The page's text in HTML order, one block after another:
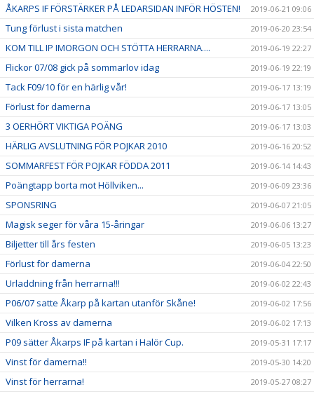
ÅKARPS IF FÖRSTÄRKER PÅ LEDARSIDAN INFÖR HÖSTEN! 2019-06-21 09:06
Tung förlust i sista matchen 2019-06-20 23:54
KOM TILL IP IMORGON OCH STÖTTA HERRARNA.... 2019-06-19 22:27
Flickor 07/08 gick på sommarlov idag 2019-06-19 22:19
Tack F09/10 för en härlig vår! 2019-06-17 13:19
Förlust för damerna 2019-06-17 13:05
3 OERHÖRT VIKTIGA POÄNG 2019-06-17 13:03
HÄRLIG AVSLUTNING FÖR POJKAR 2010 2019-06-16 20:52
SOMMARFEST FÖR POJKAR FÖDDA 2011 2019-06-14 14:43
Poängtapp borta mot Höllviken... 2019-06-09 23:36
SPONSRING 2019-06-07 21:05
Magisk seger för våra 15-åringar 2019-06-06 13:27
Biljetter till års festen 2019-06-05 13:23
Förlust för damerna 2019-06-04 22:50
Urladdning från herrarna!!! 2019-06-02 22:43
P06/07 satte Åkarp på kartan utanför Skåne! 2019-06-02 17:56
Vilken Kross av damerna 2019-06-02 17:13
P09 sätter Åkarps IF på kartan i Halör Cup. 2019-05-31 17:17
Vinst för damerna!! 2019-05-30 14:20
Vinst för herrarna! 2019-05-27 08:27